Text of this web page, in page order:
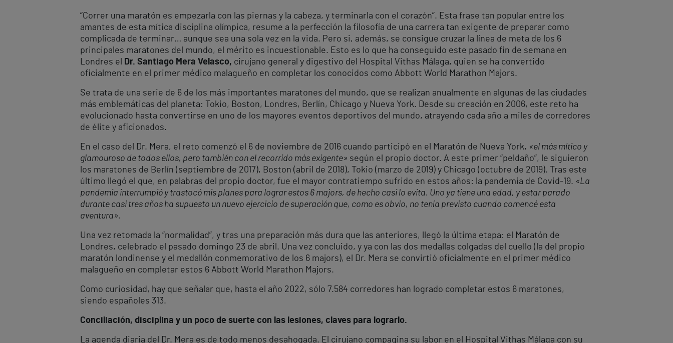
“Correr una maratón es empezarla con las piernas y la cabeza, y terminarla con el corazón”. Esta frase tan popular entre los
amantes de esta mítica disciplina olímpica, resume a la perfección la filosofía de una carrera tan exigente de preparar como
complicada de terminar… aunque sea una sola vez en la vida. Pero si, además, se consigue cruzar la línea de meta de los 6
principales maratones del mundo, el mérito es incuestionable. Esto es lo que ha conseguido este pasado fin de semana en
Londres el
Dr. Santiago Mera Velasco, cirujano general y digestivo del Hospital Vithas Málaga, quien se ha convertido
oficialmente en el primer médico malagueño en completar los conocidos como Abbott World Marathon Majors.
Se trata de una serie de 6 de los más importantes maratones del mundo, que se realizan anualmente en algunas de las ciudades
más emblemáticas del planeta: Tokio, Boston, Londres, Berlín, Chicago y Nueva York. Desde su creación en 2006, este reto ha
evolucionado hasta convertirse en uno de los mayores eventos deportivos del mundo, atrayendo cada año a miles de corredores
de élite y aficionados.
En el caso del Dr. Mera, el reto comenzó el 6 de noviembre de 2016 cuando participó en el Maratón de Nueva York, «el más mítico y
glamouroso de todos ellos, pero también con el recorrido más exigente» según el propio doctor. A este primer “peldaño”, le siguieron
los maratones de Berlín (septiembre de 2017), Boston (abril de 2018), Tokio (marzo de 2019) y Chicago (octubre de 2019). Tras este
último llegó el que, en palabras del propio doctor, fue el mayor contratiempo sufrido en estos años: la pandemia de Covid-19. «La
pandemia interrumpió y trastocó mis planes para lograr estos 6 majors, de hecho casi lo evita. Uno ya tiene una edad, y estar parado
durante casi tres años ha supuesto un nuevo ejercicio de superación que, como es obvio, no tenía previsto cuando comencé esta
aventura».
Una vez retomada la “normalidad”, y tras una preparación más dura que las anteriores, llegó la última etapa: el Maratón de
Londres, celebrado el pasado domingo 23 de abril. Una vez concluido, y ya con las dos medallas colgadas del cuello (la del propio
maratón londinense y el medallón conmemorativo de los 6 majors), el Dr. Mera se convirtió oficialmente en el primer médico
malagueño en completar estos 6 Abbott World Marathon Majors.
Como curiosidad, hay que señalar que, hasta el año 2022, sólo 7.584 corredores han logrado completar estos 6 maratones,
siendo españoles 313.
Conciliación, disciplina y un poco de suerte con las lesiones, claves para lograrlo.
La agenda diaria del Dr. Mera es de todo menos desahogada. El cirujano compagina su labor en el Hospital Vithas Málaga con su